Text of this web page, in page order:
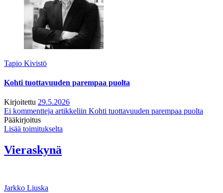
Tapio Kivistö
Kohti tuottavuuden parempaa puolta
Kirjoitettu 29.5.2026
Ei kommentteja artikkeliin Kohti tuottavuuden parempaa puolta
Pääkirjoitus
Lisää toimitukselta
Vieraskynä
Jarkko Liuska